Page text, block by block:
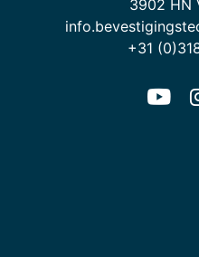
3902 HN
+31